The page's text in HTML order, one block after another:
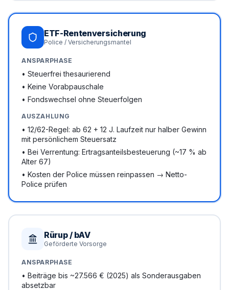
ETF-Rentenversicherung
Police / Versicherungsmantel
ANSPARPHASE
• Steuerfrei thesaurierend
• Keine Vorabpauschale
• Fondswechsel ohne Steuerfolgen
AUSZAHLUNG
• 12/62-Regel: ab 62 + 12 J. Laufzeit nur halber Gewinn
mit persönlichem Steuersatz
• Bei Verrentung: Ertragsanteilsbesteuerung (~17 % ab
Alter 67)
• Kosten der Police müssen reinpassen → Netto-
Police prüfen
Rürup / bAV
Geförderte Vorsorge
ANSPARPHASE
• Beiträge bis ~27.566 € (2025) als Sonderausgaben
absetzbar